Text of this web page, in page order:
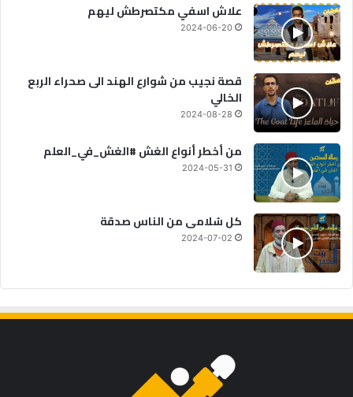
علاش اسفي مكتصرطش ليهم
2024-06-20
قصة نجيب من شوارع الهند الى صحراء الربع
الخالي
2024-08-28
من أخطر أنواع الغش #الغش_في_العلم
2024-05-31
كل سُلامى من الناس صدقة
2024-07-02